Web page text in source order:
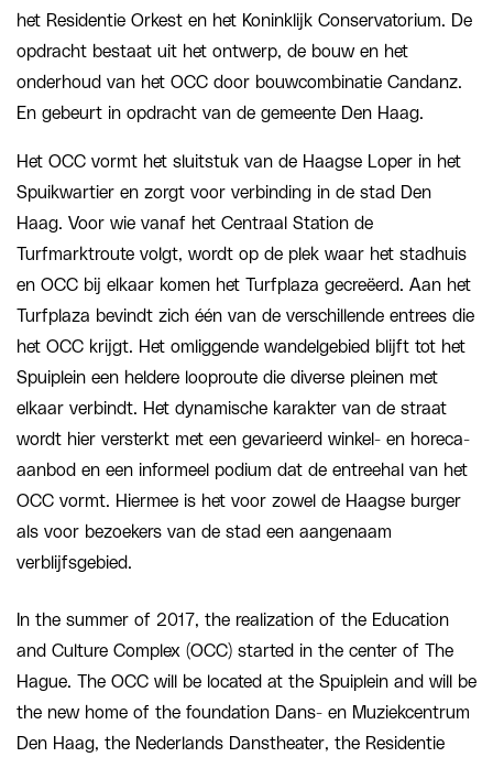
het Residentie Orkest en het Koninklijk Conservatorium. De
opdracht bestaat uit het ontwerp, de bouw en het
onderhoud van het OCC door bouwcombinatie Candanz.
En gebeurt in opdracht van de gemeente Den Haag.
Het OCC vormt het sluitstuk van de Haagse Loper in het
Spuikwartier en zorgt voor verbinding in de stad Den
Haag. Voor wie vanaf het Centraal Station de
Turfmarktroute volgt, wordt op de plek waar het stadhuis
en OCC bij elkaar komen het Turfplaza gecreëerd. Aan het
Turfplaza bevindt zich één van de verschillende entrees die
het OCC krijgt. Het omliggende wandelgebied blijft tot het
Spuiplein een heldere looproute die diverse pleinen met
elkaar verbindt. Het dynamische karakter van de straat
wordt hier versterkt met een gevarieerd winkel- en horeca-
aanbod en een informeel podium dat de entreehal van het
OCC vormt. Hiermee is het voor zowel de Haagse burger
als voor bezoekers van de stad een aangenaam
verblijfsgebied.
In the summer of 2017, the realization of the Education
and Culture Complex (OCC) started in the center of The
Hague. The OCC will be located at the Spuiplein and will be
the new home of the foundation Dans- en Muziekcentrum
Den Haag, the Nederlands Danstheater, the Residentie